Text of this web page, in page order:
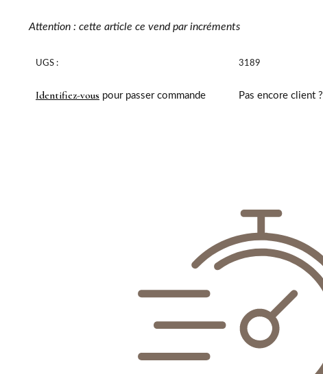
DÉJEUNER
18%
Attention : cette article ce vend par incréments
UGS :
Identifiez-vous pour passer commande
3189
Pas encore client ?